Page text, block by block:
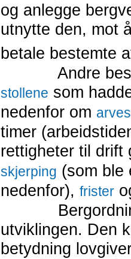
og anlegge
utnytte den, mot
betale bestemte
Andre
stollene som
nedenfor om
timer
rettigheter til drift
skjerping (som ble
nedenfor), frister
utviklingen. Den
betydning